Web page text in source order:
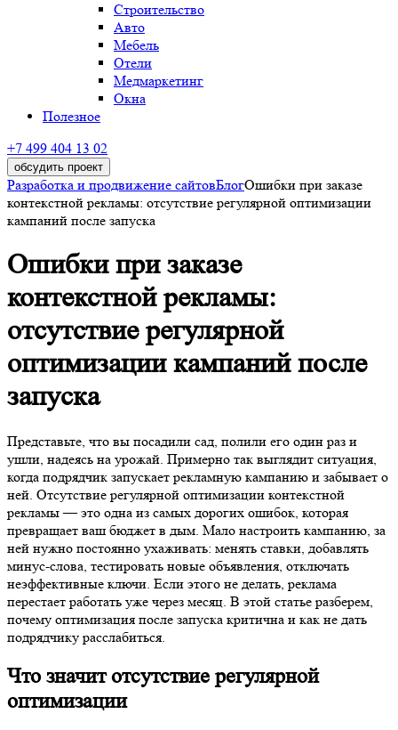
Строительство
Авто
Мебель
Отели
Медмаркетинг
Окна
Полезное
+7 499 404 13 02
обсудить проект
Разработка и продвижение сайтовБлогОшибки при заказе
контекстной рекламы: отсутствие регулярной оптимизации
кампаний после запуска
Ошибки при заказе
контекстной рекламы:
отсутствие регулярной
оптимизации кампаний после
запуска
Представьте, что вы посадили сад, полили его один раз и
ушли, надеясь на урожай. Примерно так выглядит ситуация,
когда подрядчик запускает рекламную кампанию и забывает о
ней. Отсутствие регулярной оптимизации контекстной
рекламы — это одна из самых дорогих ошибок, которая
превращает ваш бюджет в дым. Мало настроить кампанию, за
ней нужно постоянно ухаживать: менять ставки, добавлять
минус-слова, тестировать новые объявления, отключать
неэффективные ключи. Если этого не делать, реклама
перестает работать уже через месяц. В этой статье разберем,
почему оптимизация после запуска критична и как не дать
подрядчику расслабиться.
Что значит отсутствие регулярной
оптимизации